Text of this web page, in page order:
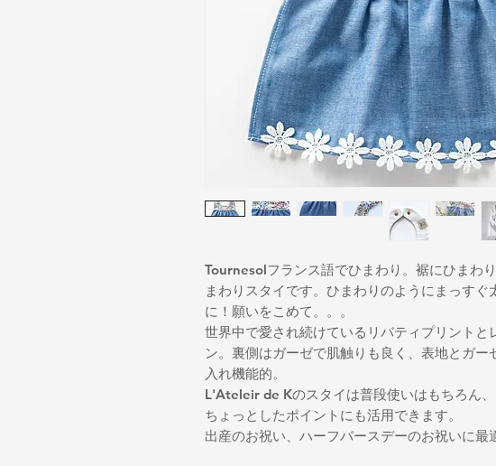
Tournesolフランス語でひまわり。裾にひまわ
まわりスタイです。ひまわりのようにまっすぐ
に！願いをこめて。。。
世界中で愛され続けているリバティプリントと
ン。裏側はガーゼで肌触りも良く、表地とガー
入れ機能的。
L'Ateleir de Kのスタイは普段使いはもちろん
ちょっとしたポイントにも活用できます。
出産のお祝い、ハーフバースデーのお祝いに最